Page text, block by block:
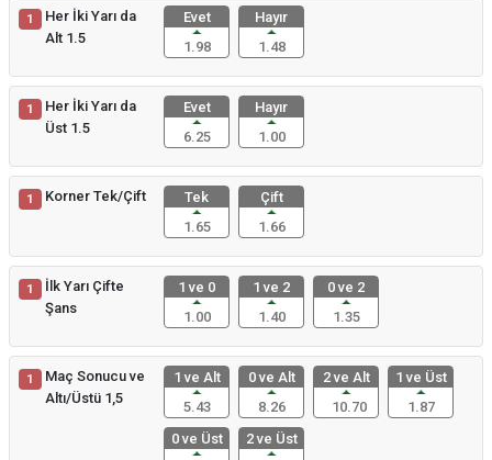
1
Her İki Yarı da
Alt 1.5
Evet
1.98
Hayır
1.48
1
Her İki Yarı da
Üst 1.5
Evet
6.25
Hayır
1.00
1 Korner Tek/Çift
Tek
1.65
Çift
1.66
1
İlk Yarı Çifte
Şans
1 ve 0
1.00
1 ve 2
1.40
0 ve 2
1.35
1
Maç Sonucu ve
Altı/Üstü 1,5
1 ve Alt
5.43
0 ve Alt
8.26
2 ve Alt
10.70
1 ve Üst
1.87
0 ve Üst
2 ve Üst